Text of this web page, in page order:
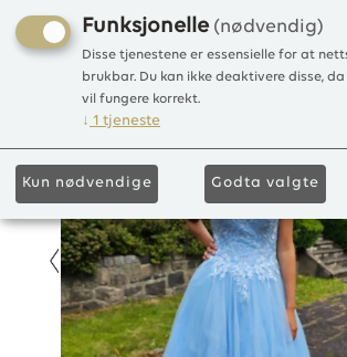
Tulle glittery
Funksjonelle (nødvendig)
Disse tjenestene er essensielle for at
brukbar. Du kan ikke deaktivere disse,
vil fungere korrekt.
↓ 1 tjeneste
Kun nødvendige Godta valgte